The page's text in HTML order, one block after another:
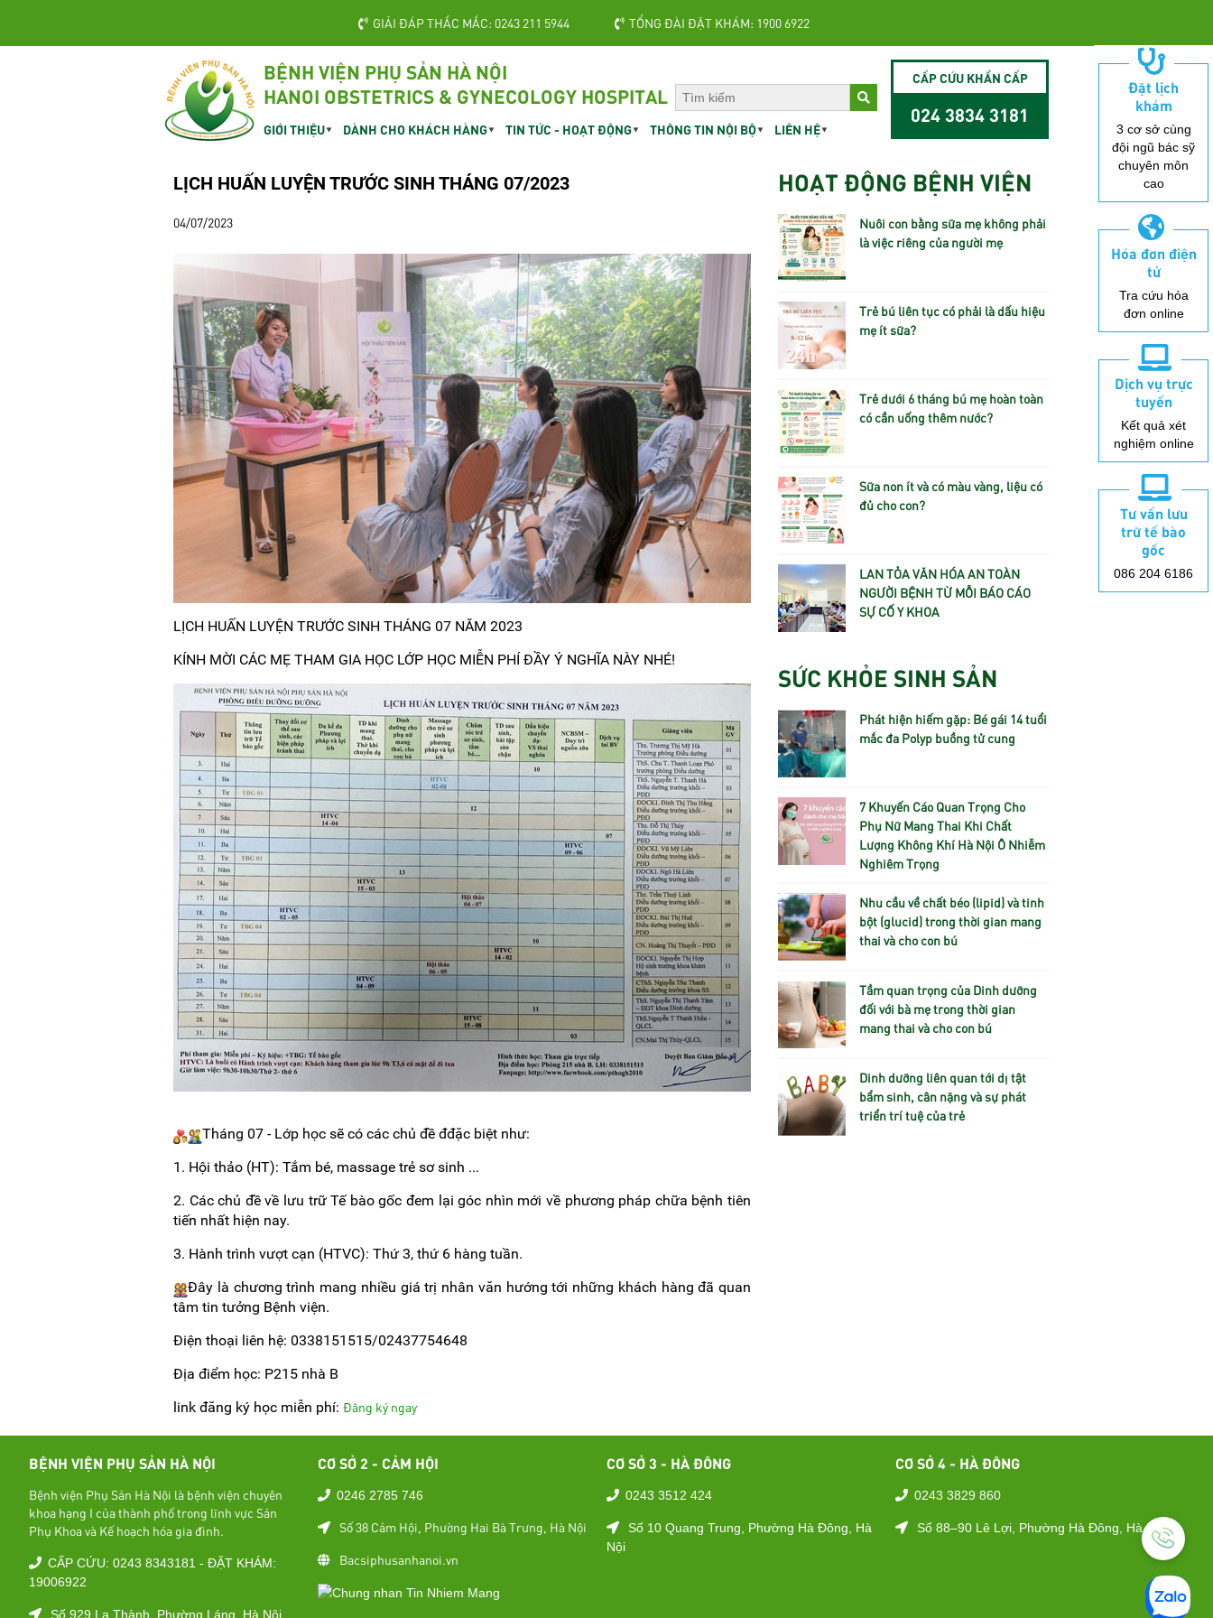
GIẢI ĐÁP THẮC MẮC: 0243 211 5944 TỔNG ĐÀI ĐẶT KHÁM: 1900 6922
BỆNH VIỆN PHỤ SẢN HÀ NỘI
HANOI OBSTETRICS & GYNECOLOGY HOSPITAL
GIỚI THIỆU DÀNH CHO KHÁCH HÀNG TIN TỨC - HOẠT ĐỘNG THÔNG TIN NỘI BỘ LIÊN HỆ
CẤP CỨU KHẨN CẤP
024 3834 3181
LỊCH HUẤN LUYỆN TRƯỚC SINH THÁNG 07/2023
04/07/2023
LỊCH HUẤN LUYỆN TRƯỚC SINH THÁNG 07 NĂM 2023
KÍNH MỜI CÁC MẸ THAM GIA HỌC LỚP HỌC MIỄN PHÍ ĐẦY Ý NGHĨA NÀY NHÉ!
Tháng 07 - Lớp học sẽ có các chủ đề đđặc biệt như:
1. Hội thảo (HT): Tắm bé, massage trẻ sơ sinh ...
2. Các chủ đề về lưu trữ Tế bào gốc đem lại góc nhìn mới về phương pháp chữa bệnh tiên
tiến nhất hiện nay.
3. Hành trình vượt cạn (HTVC): Thứ 3, thứ 6 hàng tuần.
Đây là chương trình mang nhiều giá trị nhân văn hướng tới những khách hàng đã quan
tâm tin tưởng Bệnh viện.
Điện thoại liên hệ: 0338151515/02437754648
Địa điểm học: P215 nhà B
link đăng ký học miễn phí: Đăng ký ngay
HOẠT ĐỘNG BỆNH VIỆN
Nuôi con bằng sữa mẹ không phải
là việc riêng của người mẹ
Trẻ bú liên tục có phải là dấu hiệu
mẹ ít sữa?
Trẻ dưới 6 tháng bú mẹ hoàn toàn
có cần uống thêm nước?
Sữa non ít và có màu vàng, liệu có
đủ cho con?
LAN TỎA VĂN HÓA AN TOÀN
NGƯỜI BỆNH TỪ MỖI BÁO CÁO
SỰ CỐ Y KHOA
SỨC KHỎE SINH SẢN
Phát hiện hiếm gặp: Bé gái 14 tuổi
mắc đa Polyp buồng tử cung
7 Khuyến Cáo Quan Trọng Cho
Phụ Nữ Mang Thai Khi Chất
Lượng Không Khí Hà Nội Ô Nhiễm
Nghiêm Trọng
Nhu cầu về chất béo (lipid) và tinh
bột (glucid) trong thời gian mang
thai và cho con bú
Tầm quan trọng của Dinh dưỡng
đối với bà mẹ trong thời gian
mang thai và cho con bú
Dinh dưỡng liên quan tới dị tật
bẩm sinh, cân nặng và sự phát
triển trí tuệ của trẻ
BỆNH VIỆN PHỤ SẢN HÀ NỘI
Bệnh viện Phụ Sản Hà Nội là bệnh viện chuyên
khoa hạng I của thành phố trong lĩnh vực Sản
Phụ Khoa và Kế hoạch hóa gia đình.
CẤP CỨU: 0243 8343181 - ĐẶT KHÁM:
19006922
Số 929 La Thành, Phường Láng, Hà Nội
CƠ SỞ 2 - CẢM HỘI
0246 2785 746
Số 38 Cảm Hội, Phường Hai Bà Trưng, Hà Nội
Bacsiphusanhanoi.vn
CƠ SỞ 3 - HÀ ĐÔNG
0243 3512 424
Số 10 Quang Trung, Phường Hà Đông, Hà
Nội
CƠ SỞ 4 - HÀ ĐÔNG
0243 3829 860
Số 88–90 Lê Lợi, Phường Hà Đông, Hà Nội
Đặt lịch
khám
3 cơ sở cùng
đội ngũ bác sỹ
chuyên môn
cao
Hóa đơn điện
tử
Tra cứu hóa
đơn online
Dịch vụ trực
tuyến
Kết quả xét
nghiệm online
Tư vấn lưu
trữ tế bào
gốc
086 204 6186